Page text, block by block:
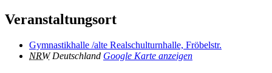
Veranstaltungsort
Gymnastikhalle /alte Realschulturnhalle, Fröbelstr.
NRW Deutschland Google Karte anzeigen